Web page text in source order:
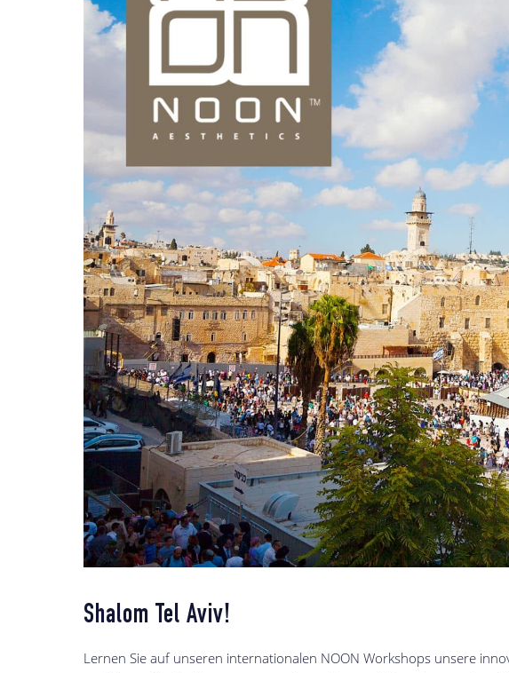
Shalom Tel Aviv!
Lernen Sie auf unseren internationalen NOON Workshops unsere